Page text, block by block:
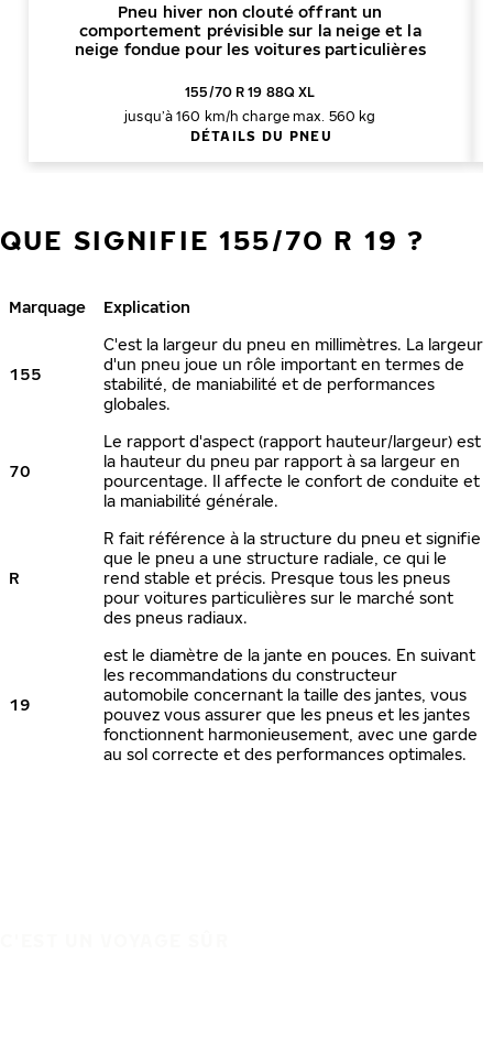
Pneu hiver non clouté offrant un
comportement prévisible sur la neige et la
neige fondue pour les voitures particulières
155/70 R 19 88Q XL
jusqu’à 160 km/h charge max. 560 kg
DÉTAILS DU PNEU
QUE SIGNIFIE 155/70 R 19 ?
Marquage Explication
155
C'est la largeur du pneu en millimètres. La largeur
d'un pneu joue un rôle important en termes de
stabilité, de maniabilité et de performances
globales.
70
Le rapport d'aspect (rapport hauteur/largeur) est
la hauteur du pneu par rapport à sa largeur en
pourcentage. Il affecte le confort de conduite et
la maniabilité générale.
R
R fait référence à la structure du pneu et signifie
que le pneu a une structure radiale, ce qui le
rend stable et précis. Presque tous les pneus
pour voitures particulières sur le marché sont
des pneus radiaux.
19
est le diamètre de la jante en pouces. En suivant
les recommandations du constructeur
automobile concernant la taille des jantes, vous
pouvez vous assurer que les pneus et les jantes
fonctionnent harmonieusement, avec une garde
au sol correcte et des performances optimales.